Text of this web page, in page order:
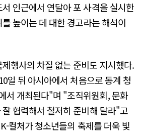
인근에서 연달아 포 사격을 실시한
높이는 데 대한 경고라는 해석이
행사의 차질 없는 준비도 지시했다.
일 뒤 아시아에서 처음으로 동계 청
서 개최된다"며 "조직위원회, 문화
협력해서 철저히 준비해 달라"고
컬처가 청소년들의 축제를 더욱 빛